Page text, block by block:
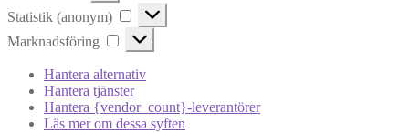
Statistik (anonym)
Statistik
(anonym)
Marknadsföring
Marknadsföring
Hantera alternativ
Hantera tjänster
Hantera {vendor_count}-leverantörer
Läs mer om dessa syften